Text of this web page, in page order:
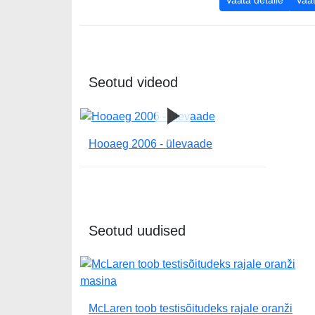
Seotud videod
Hooaeg 2006 - ülevaade
Seotud uudised
McLaren toob testisõitudeks rajale oranži